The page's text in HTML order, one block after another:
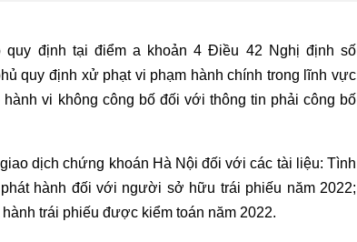
định tại điểm a khoản 4 Điều 42 Nghị định số
quy định xử phạt vi phạm hành chính trong lĩnh vực
vi không công bố đối với thông tin phải công bố
dịch chứng khoán Hà Nội đối với các tài liệu: Tình
hành đối với người sở hữu trái phiếu năm 2022;
trái phiếu được kiểm toán năm 2022.